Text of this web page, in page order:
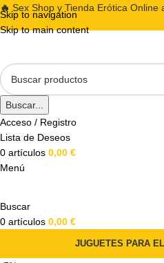
Skip to navigation
Skip to main content
🔥 Sex Shop y Tienda Erótica Online
Buscar...
Acceso / Registro
Lista de Deseos
0 artículos 0,00 €
Menú
Buscar
0 artículos 0,00 €
JUGUETES PARA